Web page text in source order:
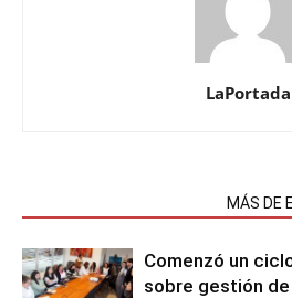
LaPortada
MÁS DE
Comenzó un
sobre gestión